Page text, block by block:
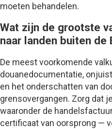
moeten behandelen.
Wat zijn de grootste
naar landen buiten de
De meest voorkomende
douanedocumentatie,
en het onderschatten van
grensovergangen. Zorg dat
waaronder de
certificaat van oorsprong —